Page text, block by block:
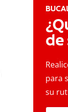
de
para
su